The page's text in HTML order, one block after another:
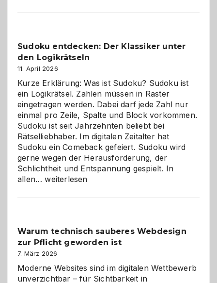
Sudoku entdecken: Der Klassiker unter
den Logikrätseln
11. April 2026
Kurze Erklärung: Was ist Sudoku? Sudoku ist
ein Logikrätsel. Zahlen müssen in Raster
eingetragen werden. Dabei darf jede Zahl nur
einmal pro Zeile, Spalte und Block vorkommen.
Sudoku ist seit Jahrzehnten beliebt bei
Rätselliebhaber. Im digitalen Zeitalter hat
Sudoku ein Comeback gefeiert. Sudoku wird
gerne wegen der Herausforderung, der
Schlichtheit und Entspannung gespielt. In
allen…Sudoku
den
Logikrätseln
weiterlesen
Warum technisch sauberes Webdesign
zur Pflicht geworden ist
7. März 2026
Moderne Websites sind im digitalen Wettbewerb
unverzichtbar – für Sichtbarkeit in